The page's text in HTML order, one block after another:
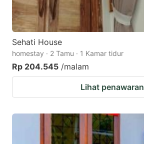
Sehati House
homestay · 2 Tamu · 1 Kamar tidur
Rp 204.545 /malam
Lihat penawaran